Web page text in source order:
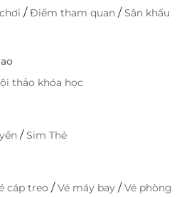
/Điểm tham quan /Sân khấu
thảo khóa học
/Sim Thẻ
cáp treo /Vé máy bay /Vé phòng